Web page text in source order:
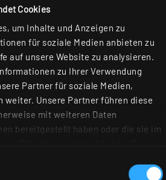
Cookies
um Inhalte und Anzeigen zu
für soziale Medien anbieten zu
auf unsere Website zu analysieren.
zu Ihrer Verwendung
Partner für soziale Medien,
weiter. Unsere Partner führen diese
mit weiteren Daten
bereitgestellt haben oder die sie im
Weitere Details hierzu finden Sie
2700–6500 K direkt auf
gesteuert werden.
dieses Bereiches ein
(Human Centric Lighting –
hinterlegt werden, dem die
zusammen folgen.